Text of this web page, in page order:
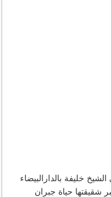
خليفة بالدارالبيضاء
شقيقتها حياة جبران